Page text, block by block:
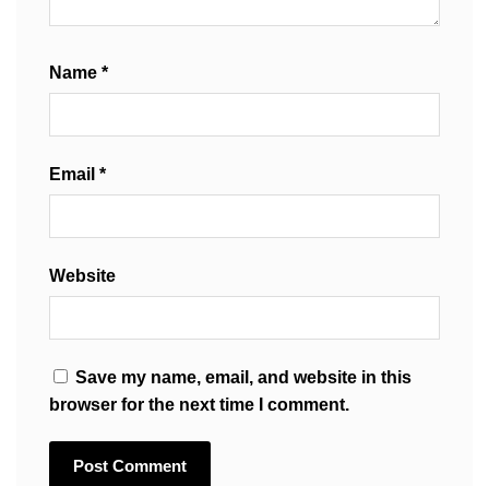
Name *
Email *
Website
Save my name, email, and website in this
browser for the next time I comment.